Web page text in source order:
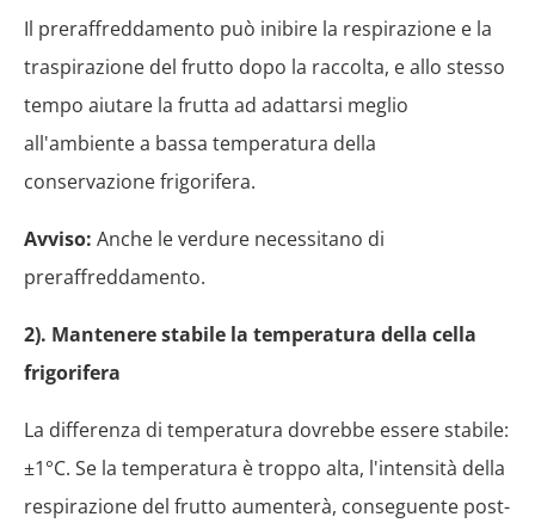
Il preraffreddamento può inibire la respirazione e la
traspirazione del frutto dopo la raccolta, e allo stesso
tempo aiutare la frutta ad adattarsi meglio
all'ambiente a bassa temperatura della
conservazione frigorifera.
Avviso: Anche le verdure necessitano di
preraffreddamento.
2). Mantenere stabile la temperatura della cella
frigorifera
La differenza di temperatura dovrebbe essere stabile:
±1°C. Se la temperatura è troppo alta, l'intensità della
respirazione del frutto aumenterà, conseguente post-